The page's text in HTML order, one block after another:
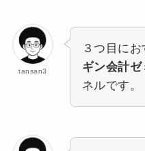
tansan3
３つ目に
ギン会計
ネルです。